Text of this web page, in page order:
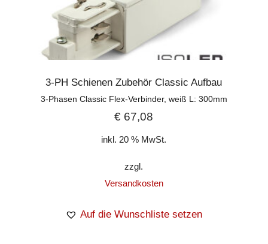
3-PH Schienen Zubehör Classic Aufbau
3-Phasen Classic Flex-Verbinder, weiß L: 300mm
€ 67,08
inkl. 20 % MwSt.
zzgl.
Versandkosten
Auf die Wunschliste setzen